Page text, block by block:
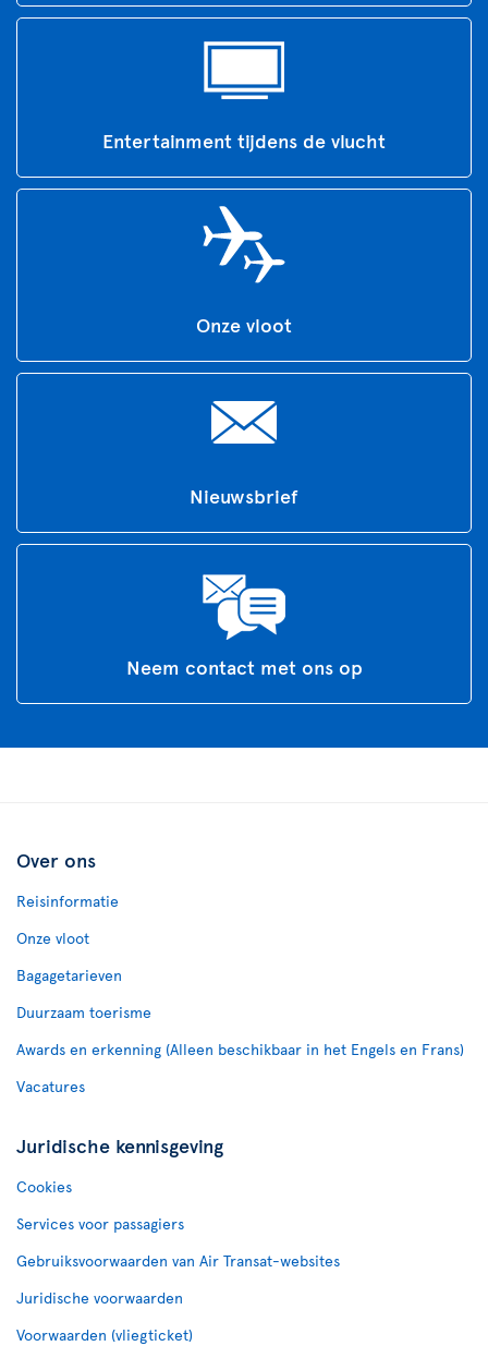
Entertainment tijdens de vlucht
Onze vloot
Nieuwsbrief
Neem contact met ons op
Over ons
Reisinformatie
Onze vloot
Bagagetarieven
Duurzaam toerisme
Awards en erkenning (Alleen beschikbaar in het Engels en Frans)
Vacatures
Juridische kennisgeving
Cookies
Services voor passagiers
Gebruiksvoorwaarden van Air Transat-websites
Juridische voorwaarden
Voorwaarden (vliegticket)